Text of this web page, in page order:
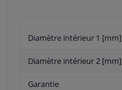
Diamètre intérieur 1 [mm]
Diamètre intérieur 2 [mm]
Garantie